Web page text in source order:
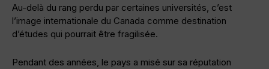
Au-delà du rang perdu par certaines universités, c’est
l’image internationale du Canada comme destination
d’études qui pourrait être fragilisée.
Pendant des années, le pays a misé sur sa réputation